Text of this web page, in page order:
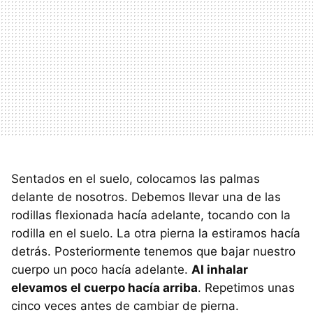
Sentados en el suelo, colocamos las palmas
delante de nosotros. Debemos llevar una de las
rodillas flexionada hacía adelante, tocando con la
rodilla en el suelo. La otra pierna la estiramos hacía
detrás. Posteriormente tenemos que bajar nuestro
cuerpo un poco hacía adelante. Al inhalar
elevamos el cuerpo hacía arriba. Repetimos unas
cinco veces antes de cambiar de pierna.